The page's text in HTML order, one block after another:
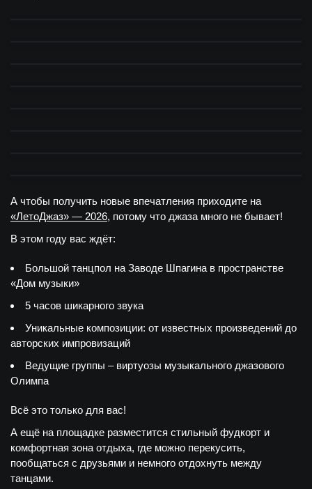
А чтобы получить новые впечатления приходите на
«ЛетоДжаз» — 2026, потому что джаза много не бывает!
В этом году вас ждёт:
Большой танцпол на Заводе Шпагина в пространстве
«Дом музыки»
5 часов шикарного звука
Уникальные композиции: от известных произведений до
авторских импровизаций
Ведущие группы – виртуозы музыкального джазового
Олимпа
Всё это только для вас!
А ещё на площадке разместится стильный фудкорт и
комфортная зона отдыха, где можно перекусить,
пообщаться с друзьями и немного отдохнуть между
танцами.